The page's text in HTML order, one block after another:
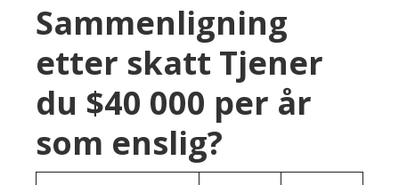
Sammenligning
etter skatt Tjener
du $40 000 per år
som enslig?